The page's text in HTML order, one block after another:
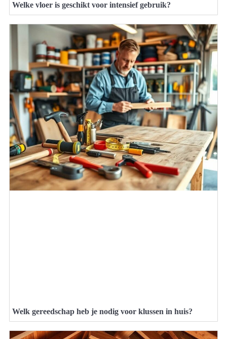
Welke vloer is geschikt voor intensief gebruik?
Welk gereedschap heb je nodig voor klussen in huis?